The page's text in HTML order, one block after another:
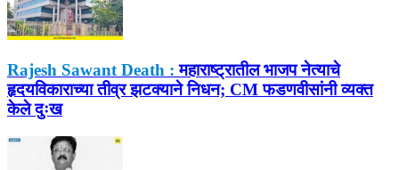
Rajesh Sawant Death : महाराष्ट्रातील भाजप नेत्याचे
हृदयविकाराच्या तीव्र झटक्याने निधन; CM फडणवीसांनी व्यक्त
केले दुःख